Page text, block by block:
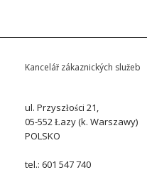
Kancelář zákaznických služeb
ul. Przyszłości 21,
05-552 Łazy (k. Warszawy)
POLSKO
tel.: 601 547 740